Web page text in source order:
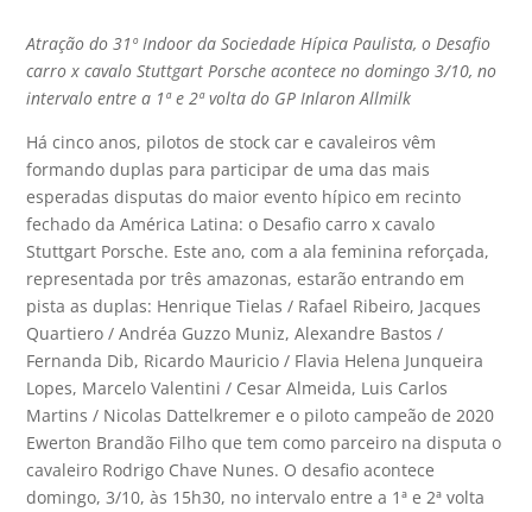
Atração do 31º Indoor da Sociedade Hípica Paulista, o Desafio
carro x cavalo Stuttgart Porsche acontece no domingo 3/10, no
intervalo entre a 1ª e 2ª volta do GP Inlaron Allmilk
Há cinco anos, pilotos de stock car e cavaleiros vêm
formando duplas para participar de uma das mais
esperadas disputas do maior evento hípico em recinto
fechado da América Latina: o Desafio carro x cavalo
Stuttgart Porsche. Este ano, com a ala feminina reforçada,
representada por três amazonas, estarão entrando em
pista as duplas: Henrique Tielas / Rafael Ribeiro, Jacques
Quartiero / Andréa Guzzo Muniz, Alexandre Bastos /
Fernanda Dib, Ricardo Mauricio / Flavia Helena Junqueira
Lopes, Marcelo Valentini / Cesar Almeida, Luis Carlos
Martins / Nicolas Dattelkremer e o piloto campeão de 2020
Ewerton Brandão Filho que tem como parceiro na disputa o
cavaleiro Rodrigo Chave Nunes. O desafio acontece
domingo, 3/10, às 15h30, no intervalo entre a 1ª e 2ª volta